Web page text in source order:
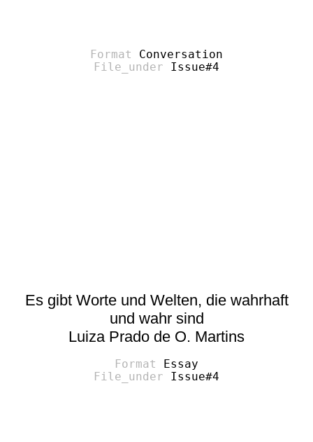
Conversation
Issue#4
Es gibt Worte und Welten, die wahrhaft
und wahr sind
Luiza Prado de O. Martins
Essay
Issue#4